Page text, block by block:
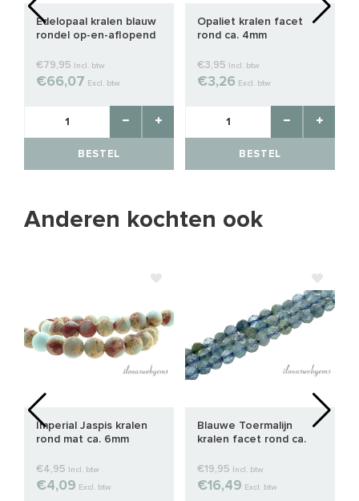
Edelopaal kralen blauw
rondel op-en-aflopend
€79,95 Incl. btw
€66,07 Excl. btw
BESTEL
Opaliet kralen facet
rond ca. 4mm
€3,95 Incl. btw
€3,26 Excl. btw
BESTEL
Anderen kochten ook
Imperial Jaspis kralen
rond mat ca. 6mm
€4,95 Incl. btw
€4,09 Excl. btw
Blauwe Toermalijn
kralen facet rond ca.
€19,95 Incl. btw
€16,49 Excl. btw